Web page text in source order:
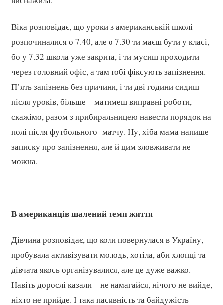
Віка розповідає, що уроки в американській школі
розпочиналися о 7.40, але о 7.30 ти маєш бути у класі,
бо у 7.32 школа уже закрита, і ти мусиш проходити
через головний офіс, а там тобі фіксують запізнення.
П’ять запізнень без причини, і ти дві години сидиш
після уроків, більше – матимеш виправні роботи,
скажімо, разом з прибиральницею навести порядок на
полі після футбольного матчу. Ну, хіба мама напише
записку про запізнення, але й цим зловживати не
можна.
В американців шалений темп життя
Дівчина розповідає, що коли повернулася в Україну,
пробувала активізувати молодь, хотіла, аби хлопці та
дівчата якось організувалися, але це дуже важко.
Навіть дорослі казали – не намагайся, нічого не вийде,
ніхто не прийде. І така пасивність та байдужість